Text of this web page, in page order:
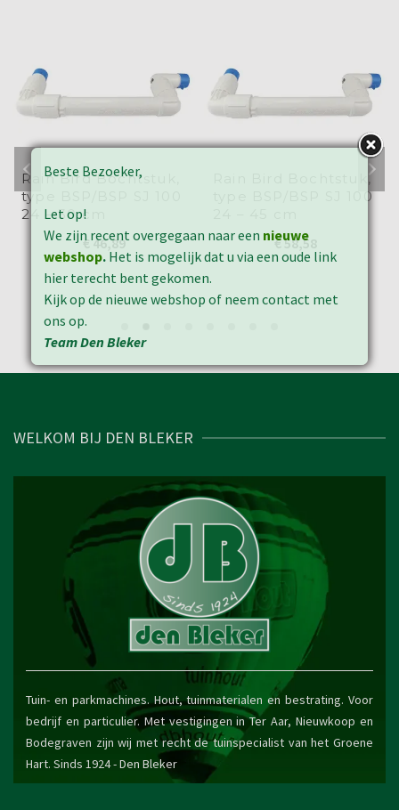
Rain Bird Bochtstuk,
type BSP/BSP SJ 100
24 – 30 cm
€ 46,89
Rain Bird Bochtstuk,
type BSP/BSP SJ 100
€58,58
WELKOM BIJ DEN BLEKER
Tuin- en parkmachines. Hout, tuinmaterialen en bestrating. Voor
bedrijf en particulier. Met vestigingen in Ter Aar, Nieuwkoop en
Bodegraven zijn wij met recht de tuinspecialist van het Groene
Hart. Sinds 1924 -Den Bleker
Beste Bezoeker,
Let op!
We zijn recent overgegaan naar een nieuwe
webshop. Het is mogelijk dat u via een oude link
hier terecht bent gekomen.
Kijk op de nieuwe webshop of neem contact met
ons op.
Team Den Bleker